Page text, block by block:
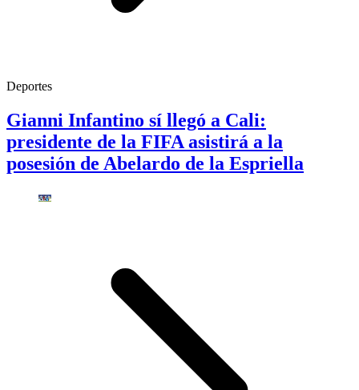
Deportes
Gianni Infantino sí llegó a Cali:
presidente de la FIFA asistirá a la
posesión de Abelardo de la Espriella